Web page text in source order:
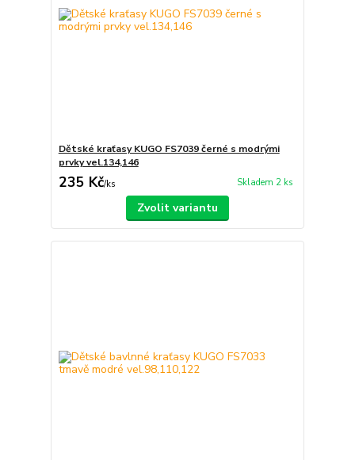
Dětské kraťasy KUGO FS7039 černé s modrými
prvky vel.134,146
235 Kč/ks Skladem 2 ks
Zvolit variantu